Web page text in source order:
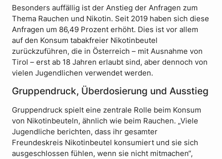
Besonders auffällig ist der Anstieg der Anfragen zum
Thema Rauchen und Nikotin. Seit 2019 haben sich diese
Anfragen um 86,49 Prozent erhöht. Dies ist vor allem
auf den Konsum tabakfreier Nikotinbeutel
zurückzuführen, die in Österreich – mit Ausnahme von
Tirol – erst ab 18 Jahren erlaubt sind, aber dennoch von
vielen Jugendlichen verwendet werden.
Gruppendruck, Überdosierung und Ausstieg
Gruppendruck spielt eine zentrale Rolle beim Konsum
von Nikotinbeuteln, ähnlich wie beim Rauchen. „Viele
Jugendliche berichten, dass ihr gesamter
Freundeskreis Nikotinbeutel konsumiert und sie sich
ausgeschlossen fühlen, wenn sie nicht mitmachen“,